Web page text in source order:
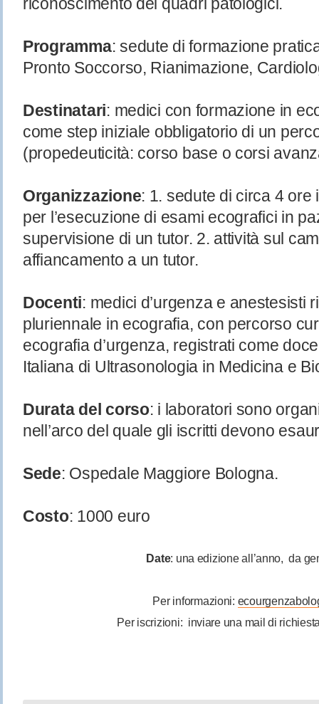
Programma: sedute di formazione
Pronto Soccorso, Rianimazione,
Destinatari: medici con formazione in
come step iniziale obbligatorio di un
(propedeuticità: corso base o corsi
Organizzazione: 1. sedute di circa 4 ore
per l’esecuzione di esami ecografici in
supervisione di un tutor. 2. attività sul
affiancamento a un tutor.
Docenti: medici d’urgenza e anestesisti
pluriennale in ecografia, con percorso
ecografia d’urgenza, registrati come
Italiana di Ultrasonologia in Medicina e
Durata del corso: i laboratori sono
nell’arco del quale gli iscritti devono
Sede: Ospedale Maggiore Bologna.
Costo: 1000 euro
Date: una edizione all’anno, da
Per informazioni:
Per iscrizioni: inviare una mail di